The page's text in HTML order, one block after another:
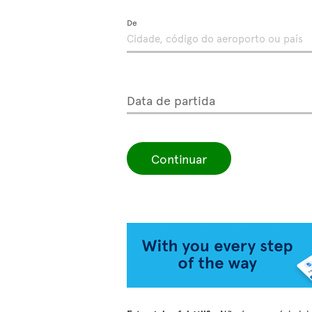
De
Data de partida
Continuar